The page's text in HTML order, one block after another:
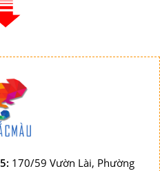
170/59 Vườn Lài, Phường